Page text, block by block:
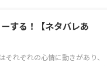
する！【ネタバレあ
れぞれの心情に動きがあり、